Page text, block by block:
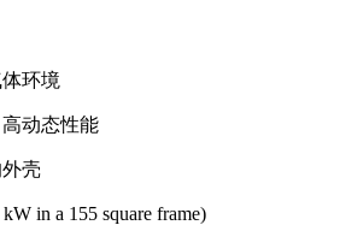
环境
高动态性能
壳
in a 155 square frame)